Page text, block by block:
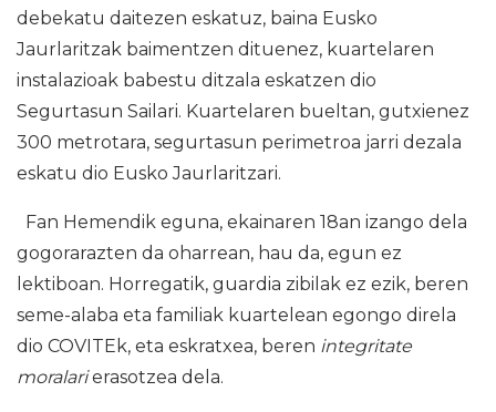
debekatu daitezen eskatuz, baina Eusko
Jaurlaritzak baimentzen dituenez, kuartelaren
instalazioak babestu ditzala eskatzen dio
Segurtasun Sailari. Kuartelaren bueltan, gutxienez
300 metrotara, segurtasun perimetroa jarri dezala
eskatu dio Eusko Jaurlaritzari.
Fan Hemendik eguna, ekainaren 18an izango dela
gogorarazten da oharrean, hau da, egun ez
lektiboan. Horregatik, guardia zibilak ez ezik, beren
seme-alaba eta familiak kuartelean egongo direla
dio COVITEk, eta eskratxea, beren integritate
moralarierasotzea dela.